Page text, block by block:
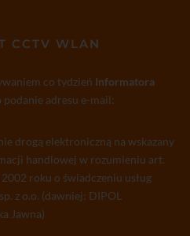
CCTV WLAN
co tydzień Informatora
adresu e-mail:
drogą elektroniczną na wskazany
handlowej w rozumieniu art.
roku o świadczeniu usług
z o.o. (dawniej: DIPOL
Jawna)